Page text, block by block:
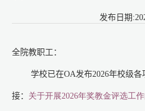
发布日期
全院教职工：
学校已在OA发布2026年校级各
接： 关于开展2026年奖教金评选工